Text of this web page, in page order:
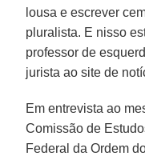
lousa e escrever
pluralista. E nisso
professor de
jurista ao site de
Em entrevista ao
Comissão de
Federal da Ordem